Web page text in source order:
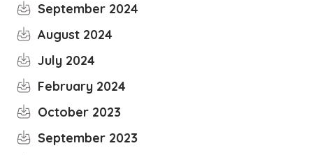
September 2024
August 2024
July 2024
February 2024
October 2023
September 2023